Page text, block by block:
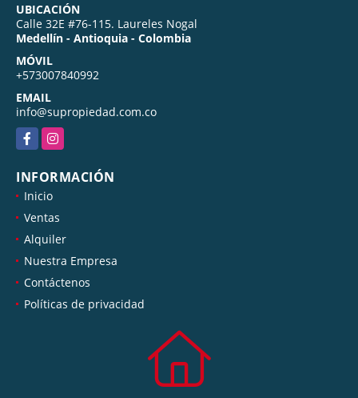
UBICACIÓN
Calle 32E #76-115. Laureles Nogal
Medellín - Antioquia - Colombia
MÓVIL
+573007840992
EMAIL
info@supropiedad.com.co
FacebookInstagram
INFORMACIÓN
Inicio
Ventas
Alquiler
Nuestra Empresa
Contáctenos
Políticas de privacidad